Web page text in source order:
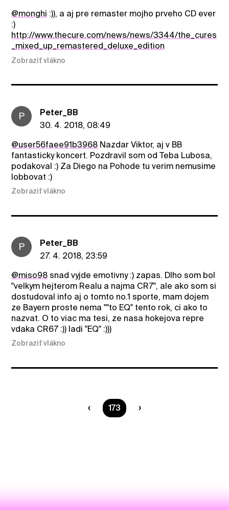
@monghi :)), a aj pre remaster mojho prveho CD ever
:)
http://www.thecure.com/news/news/3344/the_cures
_mixed_up_remastered_deluxe_edition
Zobraziť vlákno
P
Peter_BB
30. 4. 2018, 08:49
@user56faee91b3968 Nazdar Viktor, aj v BB
fantasticky koncert. Pozdravil som od Teba Lubosa,
podakoval :) Za Diego na Pohode tu verim nemusime
lobbovat :)
Zobraziť vlákno
P
Peter_BB
27. 4. 2018, 23:59
@miso98 snad vyjde emotivny :) zapas. Dlho som bol
"velkym hejterom Realu a najma CR7", ale ako som si
dostudoval info aj o tomto no.1 sporte, mam dojem
ze Bayern proste nema ""to EQ" tento rok, ci ako to
nazvat. O to viac ma tesi, ze nasa hokejova repre
vdaka CR67 :)) ladi "EQ" :)))
Zobraziť vlákno
Ste na strane
173